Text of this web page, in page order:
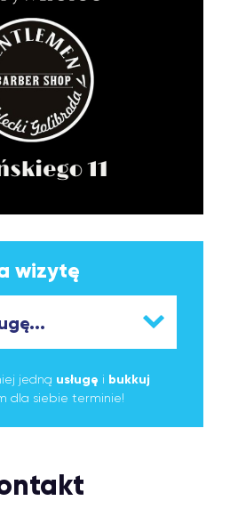
wizytę
jedną usługę i bukkuj
dla siebie terminie!